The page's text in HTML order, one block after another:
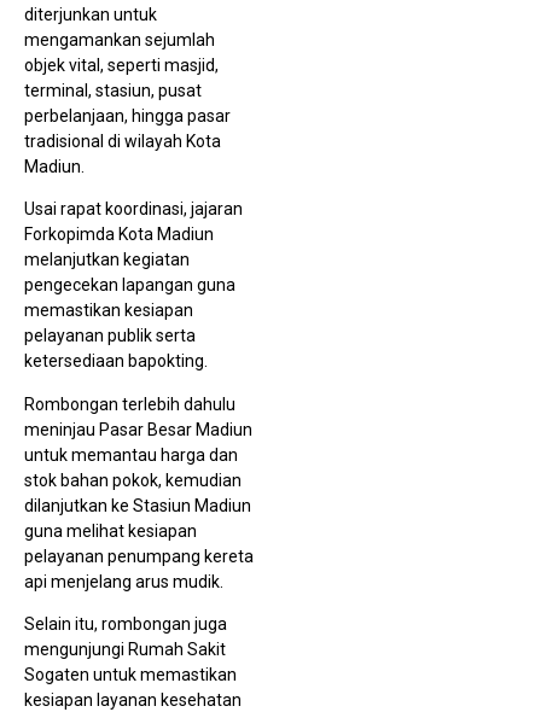
diterjunkan untuk
mengamankan sejumlah
objek vital, seperti masjid,
terminal, stasiun, pusat
perbelanjaan, hingga pasar
tradisional di wilayah Kota
Madiun.
Usai rapat koordinasi, jajaran
Forkopimda Kota Madiun
melanjutkan kegiatan
pengecekan lapangan guna
memastikan kesiapan
pelayanan publik serta
ketersediaan bapokting.
Rombongan terlebih dahulu
meninjau Pasar Besar Madiun
untuk memantau harga dan
stok bahan pokok, kemudian
dilanjutkan ke Stasiun Madiun
guna melihat kesiapan
pelayanan penumpang kereta
api menjelang arus mudik.
Selain itu, rombongan juga
mengunjungi Rumah Sakit
Sogaten untuk memastikan
kesiapan layanan kesehatan